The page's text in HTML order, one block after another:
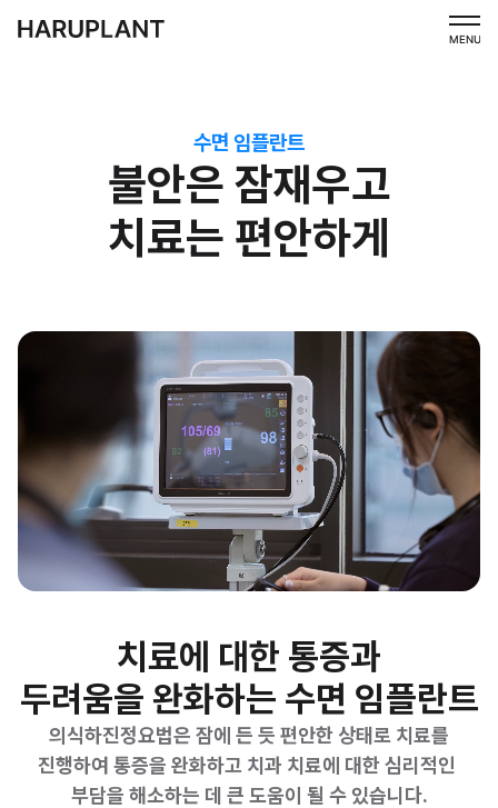
수면 임플란트
불안은 잠재우고
치료는 편안하게
치료에 대한 통증과
두려움을 완화하는 수면 임플란트
의식하진정요법은 잠에 든 듯 편안한 상태로 치료를
진행하여 통증을 완화하고 치과 치료에 대한 심리적인
부담을 해소하는 데 큰 도움이 될 수 있습니다.
MENU